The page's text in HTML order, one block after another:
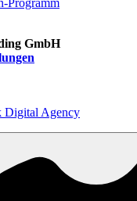
GmbH
Digital Agency